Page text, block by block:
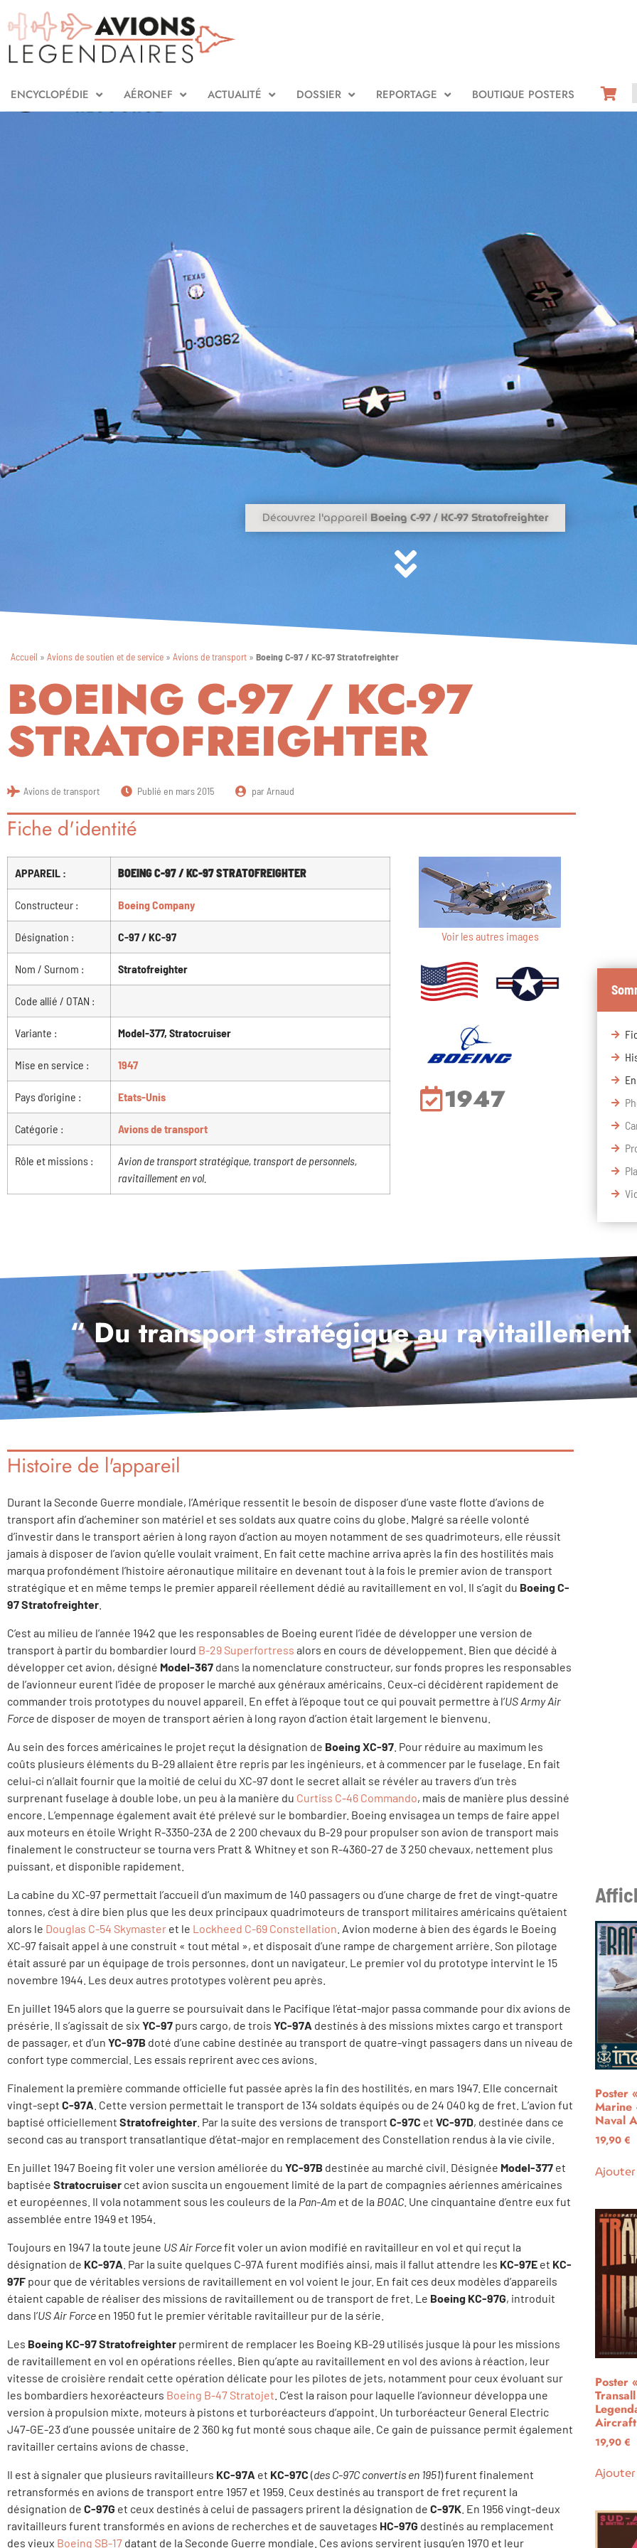
ENCYCLOPÉDIE AÉRONEF ACTUALITÉ DOSSIER REPORTAGE BOUTIQUE POSTERS
Découvrez l'appareil Boeing C-97 / KC-97 Stratofreighter
Accueil » Avions de soutien et de service » Avions de transport » Boeing C-97 / KC-97 Stratofreighter
BOEING C-97 / KC-97
STRATOFREIGHTER
Avions de transport Publié en mars 2015 parArnaud
Fiche d'identité
APPAREIL : BOEING C-97 / KC-97 STRATOFREIGHTER
Constructeur : Boeing Company
Désignation : C-97 / KC-97
Nom / Surnom : Stratofreighter
Code allié / OTAN :
Variante : Model-377, Stratocruiser
Mise en service : 1947
Pays d'origine : Etats-Unis
Catégorie : Avions de transport
Rôle et missions :
Avion de transport stratégique, transport de personnels,
ravitaillement en vol.
Voir les autres images
1947
“ Du transport stratégique au
Histoire de l'appareil
Durant la Seconde Guerre mondiale, l’Amérique ressentit le besoin de disposer d’une vaste flotte d’avions de
transport afin d’acheminer son matériel et ses soldats aux quatre coins du globe. Malgré sa réelle volonté
d’investir dans le transport aérien à long rayon d’action au moyen notamment de ses quadrimoteurs, elle réussit
jamais à disposer de l’avion qu’elle voulait vraiment. En fait cette machine arriva après la fin des hostilités mais
marqua profondément l’histoire aéronautique militaire en devenant tout à la fois le premier avion de transport
stratégique et en même temps le premier appareil réellement dédié au ravitaillement en vol. Il s’agit du Boeing C-
97 Stratofreighter
C’est au milieu de l’année 1942 que les responsables de Boeing eurent l’idée de développer une version de
transport à partir du bombardier lourd B-29 Superfortress alors en cours de développement. Bien que décidé à
développer cet avion, désigné Model-367 dans la nomenclature constructeur, sur fonds propres les responsables
de l’avionneur eurent l’idée de proposer le marché aux généraux américains. Ceux-ci décidèrent rapidement de
commander trois prototypes du nouvel appareil. En effet à l’époque tout ce qui pouvait permettre à l’US Army Air
Force de disposer de moyen de transport aérien à long rayon d’action était largement le bienvenu.
Au sein des forces américaines le projet reçut la désignation de Boeing XC-97 . Pour réduire au maximum les
coûts plusieurs éléments du B-29 allaient être repris par les ingénieurs, et à commencer par le fuselage. En fait
celui-ci n’allait fournir que la moitié de celui du XC-97 dont le secret allait se révéler au travers d’un très
surprenant fuselage à double lobe, un peu à la manière du Curtiss C-46 Commando, mais de manière plus dessiné
encore. L’empennage également avait été prélevé sur le bombardier. Boeing envisagea un temps de faire appel
aux moteurs en étoile Wright R-3350-23A de 2 200 chevaux du B-29 pour propulser son avion de transport mais
finalement le constructeur se tourna vers Pratt & Whitney et son R-4360-27 de 3 250 chevaux, nettement plus
puissant, et disponible rapidement.
La cabine du XC-97 permettait l’accueil d’un maximum de 140 passagers ou d’une charge de fret de vingt-quatre
tonnes, c’est à dire bien plus que les deux principaux quadrimoteurs de transport militaires américains qu’étaient
alors le Douglas C-54 Skymaster et le Lockheed C-69 Constellation . Avion moderne à bien des égards le Boeing
XC-97 faisait appel à une construit « tout métal », et disposait d’une rampe de chargement arrière. Son pilotage
était assuré par un équipage de trois personnes, dont un navigateur. Le premier vol du prototype intervint le 15
novembre 1944. Les deux autres prototypes volèrent peu après.
En juillet 1945 alors que la guerre se poursuivait dans le Pacifique l’état-major passa commande pour dix avions de
présérie. Il s’agissait de six YC-97 purs cargo, de trois YC-97A destinés à des missions mixtes cargo et transport
de passager, et d’un YC-97B doté d’une cabine destinée au transport de quatre-vingt passagers dans un niveau de
confort type commercial. Les essais reprirent avec ces avions.
Finalement la première commande officielle fut passée après la fin des hostilités, en mars 1947. Elle concernait
vingt-sept C-97A . Cette version permettait le transport de 134 soldats équipés ou de 24 040 kg de fret. L’avion fut
baptisé officiellement Stratofreighter . Par la suite des versions de transport C-97C et VC-97D, destinée dans ce
second cas au transport transatlantique d’état-major en remplacement des Constellation rendus à la vie civile.
En juillet 1947 Boeing fit voler une version améliorée du YC-97B destinée au marché civil. Désignée Model-377 et
baptisée Stratocruiser cet avion suscita un engouement limité de la part de compagnies aériennes américaines
et européennes. Il vola notamment sous les couleurs de la Pan-Am et de la BOAC . Une cinquantaine d’entre eux fut
assemblée entre 1949 et 1954.
Toujours en 1947 la toute jeune US Air Forcefit voler un avion modifié en ravitailleur en vol et qui reçut la
désignation de KC-97A . Par la suite quelques C-97A furent modifiés ainsi, mais il fallut attendre les KC-97E et KC-
97F pour que de véritables versions de ravitaillement en vol voient le jour. En fait ces deux modèles d’appareils
étaient capable de réaliser des missions de ravitaillement ou de transport de fret. Le Boeing KC-97G, introduit
dans l’US Air Force en 1950 fut le premier véritable ravitailleur pur de la série.
Les Boeing KC-97 Stratofreighter permirent de remplacer les Boeing KB-29 utilisés jusque là pour les missions
de ravitaillement en vol en opérations réelles. Bien qu’apte au ravitaillement en vol des avions à réaction, leur
vitesse de croisière rendait cette opération délicate pour les pilotes de jets, notamment pour ceux évoluant sur
les bombardiers hexoréacteurs Boeing B-47 Stratojet . C’est la raison pour laquelle l’avionneur développa une
version à propulsion mixte, moteurs à pistons et turboréacteurs d’appoint. Un turboréacteur General Electric
J47-GE-23 d’une poussée unitaire de 2 360 kg fut monté sous chaque aile. Ce gain de puissance permit également
ravitailler certains avions de chasse.
Il est à signaler que plusieurs ravitailleurs KC-97A et KC-97C (des C-97C convertis en 1951) furent finalement
retransformés en avions de transport entre 1957 et 1959. Ceux destinés au transport de fret reçurent la
désignation de C-97G et ceux destinés à celui de passagers prirent la désignation de C-97K En 1956 vingt-deux
ravitailleurs furent transformés en avions de recherches et de sauvetages HC-97G destinés au remplacement
des vieux Boeing SB-17 datant de la Seconde Guerre mondiale. Ces avions servirent jusqu’en 1970 et leur
Poster
Marine
Naval
19,90 €
Poster
19,90 €